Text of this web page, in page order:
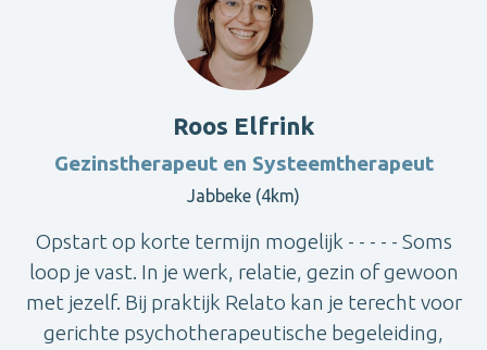
Roos Elfrink
Gezinstherapeut en Systeemtherapeut
Jabbeke (4km)
Opstart op korte termijn mogelijk - - - - - Soms
loop je vast. In je werk, relatie, gezin of gewoon
met jezelf. Bij praktijk Relato kan je terecht voor
gerichte psychotherapeutische begeleiding,